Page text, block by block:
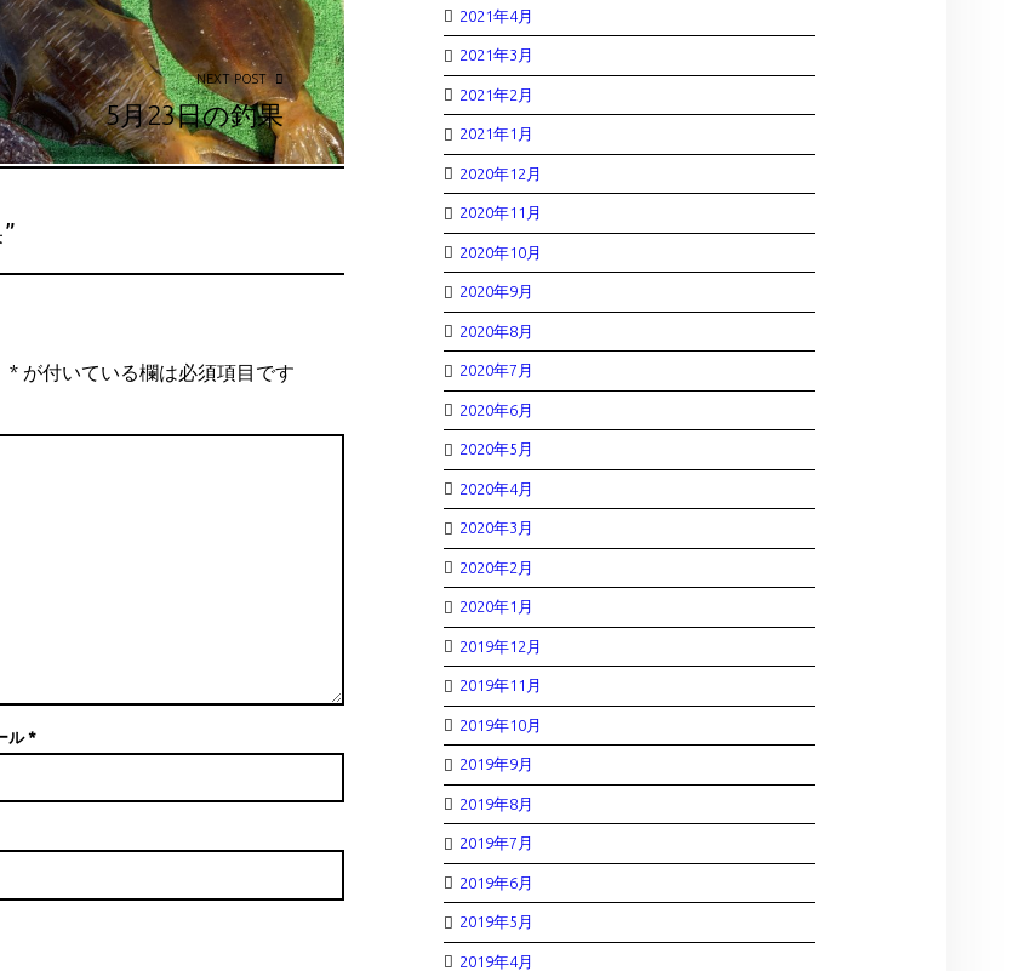
NEXT POST
5月23日の釣果
”
* が付いている欄は必須項目です
ル*
2021年4月
2021年3月
2021年2月
2021年1月
2020年12月
2020年11月
2020年10月
2020年9月
2020年8月
2020年7月
2020年6月
2020年5月
2020年4月
2020年3月
2020年2月
2020年1月
2019年12月
2019年11月
2019年10月
2019年9月
2019年8月
2019年7月
2019年6月
2019年5月
2019年4月